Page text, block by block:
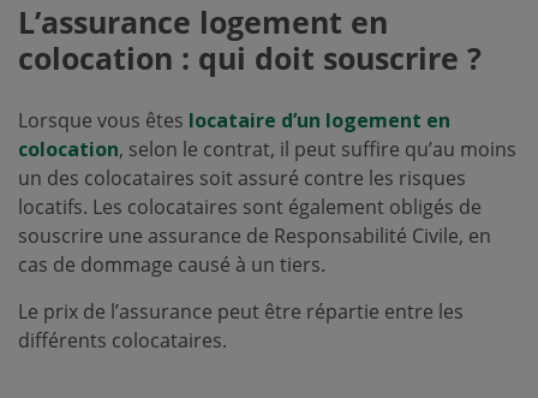
L’assurance logement en
colocation : qui doit souscrire ?
Lorsque vous êtes locataire d’un logement en
colocation, selon le contrat, il peut suffire qu’au moins
un des colocataires soit assuré contre les risques
locatifs. Les colocataires sont également obligés de
souscrire une assurance de Responsabilité Civile, en
cas de dommage causé à un tiers.
Le prix de l’assurance peut être répartie entre les
différents colocataires.